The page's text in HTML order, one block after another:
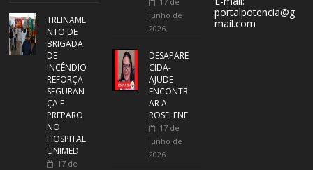
TREINAME
NTO DE
BRIGADA
DE
INCÊNDIO
REFORÇA
SEGURAN
ÇA E
PREPARO
NO
HOSPITAL
UNIMED
17 de
junho de
2026
DESAPARE
CIDA-
AJUDE
ENCONTR
AR A
ROSELENE
17 de
junho de
2026
portalpotencia@g
mail.com